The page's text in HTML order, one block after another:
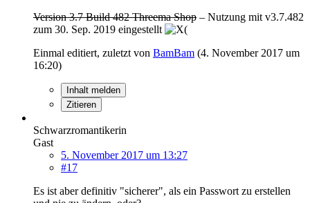
Version 3.7 Build 482 Threema Shop – Nutzung mit v3.7.482
zum 30. Sep. 2019 eingestellt
Einmal editiert, zuletzt von BamBam (4. November 2017 um
16:20)
Inhalt melden
Zitieren
Schwarzromantikerin
Gast
5. November 2017 um 13:27
#17
Es ist aber definitiv "sicherer", als ein Passwort zu erstellen